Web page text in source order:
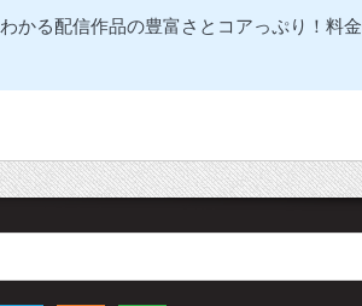
かる配信作品の豊富さとコアっぷり！料